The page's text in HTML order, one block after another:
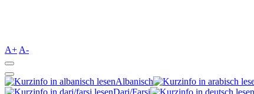
A+ A-
Albanisch
Dari/Farsi